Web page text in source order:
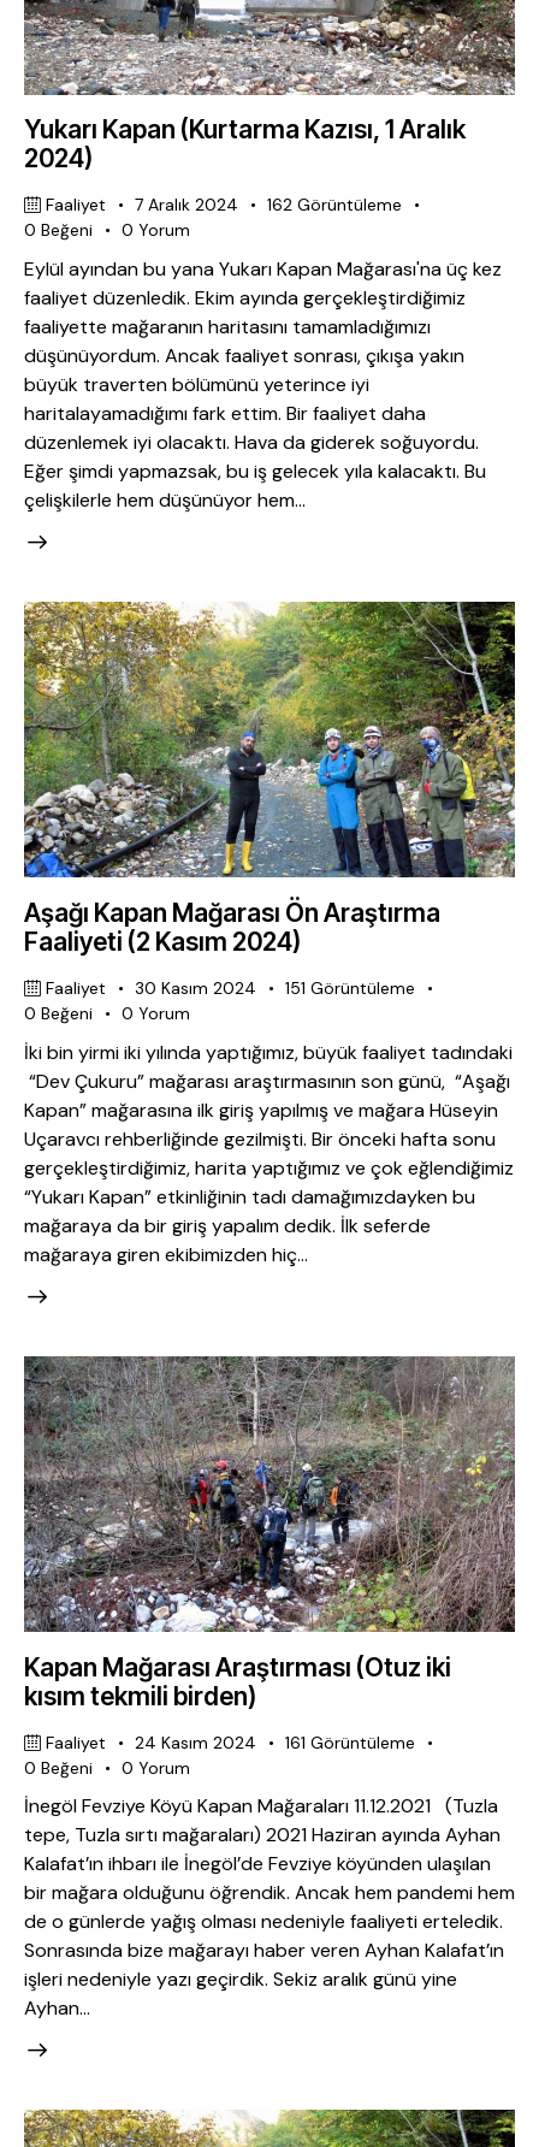
Yukarı Kapan (Kurtarma Kazısı, 1 Aralık
2024)
Faaliyet 7 Aralık 2024 162 Görüntüleme
0 Beğeni 0 Yorum
Eylül ayından bu yana Yukarı Kapan Mağarası'na üç kez
faaliyet düzenledik. Ekim ayında gerçekleştirdiğimiz
faaliyette mağaranın haritasını tamamladığımızı
düşünüyordum. Ancak faaliyet sonrası, çıkışa yakın
büyük traverten bölümünü yeterince iyi
haritalayamadığımı fark ettim. Bir faaliyet daha
düzenlemek iyi olacaktı. Hava da giderek soğuyordu.
Eğer şimdi yapmazsak, bu iş gelecek yıla kalacaktı. Bu
çelişkilerle hem düşünüyor hem…
Aşağı Kapan Mağarası Ön Araştırma
Faaliyeti (2 Kasım 2024)
Faaliyet 30 Kasım 2024 151 Görüntüleme
0 Beğeni 0 Yorum
İki bin yirmi iki yılında yaptığımız, büyük faaliyet tadındaki
“Dev Çukuru” mağarası araştırmasının son günü, “Aşağı
Kapan” mağarasına ilk giriş yapılmış ve mağara Hüseyin
Uçaravcı rehberliğinde gezilmişti. Bir önceki hafta sonu
gerçekleştirdiğimiz, harita yaptığımız ve çok eğlendiğimiz
“Yukarı Kapan” etkinliğinin tadı damağımızdayken bu
mağaraya da bir giriş yapalım dedik. İlk seferde
mağaraya giren ekibimizden hiç…
Kapan Mağarası Araştırması (Otuz iki
kısım tekmili birden)
Faaliyet 24 Kasım 2024 161 Görüntüleme
0 Beğeni 0 Yorum
İnegöl Fevziye Köyü Kapan Mağaraları 11.12.2021 (Tuzla
tepe, Tuzla sırtı mağaraları) 2021 Haziran ayında Ayhan
Kalafat’ın ihbarı ile İnegöl’de Fevziye köyünden ulaşılan
bir mağara olduğunu öğrendik. Ancak hem pandemi hem
de o günlerde yağış olması nedeniyle faaliyeti erteledik.
Sonrasında bize mağarayı haber veren Ayhan Kalafat’ın
işleri nedeniyle yazı geçirdik. Sekiz aralık günü yine
Ayhan…